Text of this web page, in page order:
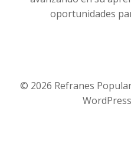
oportunidades
© 2026 Refranes